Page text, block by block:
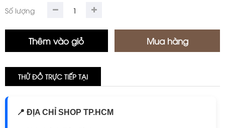
Số lượng
THỬ ĐỒ TRỰC TIẾP TẠI
📍 ĐỊA CHỈ SHOP TP.HCM